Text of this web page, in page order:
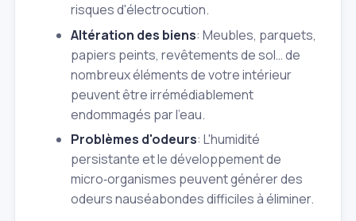
risques d'électrocution.
Altération des biens: Meubles, parquets,
papiers peints, revêtements de sol… de
nombreux éléments de votre intérieur
peuvent être irrémédiablement
endommagés par l'eau.
Problèmes d'odeurs: L'humidité
persistante et le développement de
micro‑organismes peuvent générer des
odeurs nauséabondes difficiles à éliminer.